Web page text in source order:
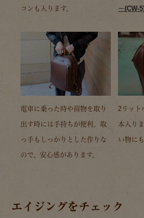
コンも入ります。 ー(CW-
電車に乗った時や荷物を取り
出す時には手持ちが便利。取
っ手もしっかりとした作りな
ので、安心感があります。
2リット
本入り
い物に
エイジングをチェック